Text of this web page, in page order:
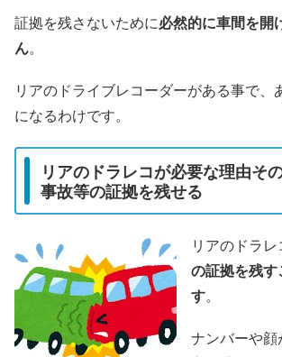
証拠を残さないために必然的に車間を開
ん。
リアのドライブレコーダーがある事で、
になるわけです。
リアのドラレコが必要な理由そ
事故等の証拠を残せる
リアのドラレ
の証拠を残す
す。
ナンバーや